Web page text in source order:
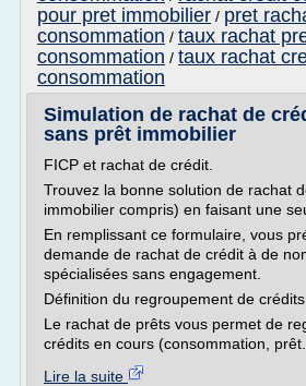
pour pret immobilier / pret
consommation / taux rachat
consommation / taux rachat
consommation
Simulation de rachat de
sans prêt immobilier
FICP et rachat de crédit.
Trouvez la bonne solution de rachat
immobilier compris) en faisant une
En remplissant ce formulaire, vous
demande de rachat de crédit à de
spécialisées sans engagement.
Définition du regroupement de crédits
Le rachat de prêts vous permet de
crédits en cours (consommation, prêt...
Lire la suite